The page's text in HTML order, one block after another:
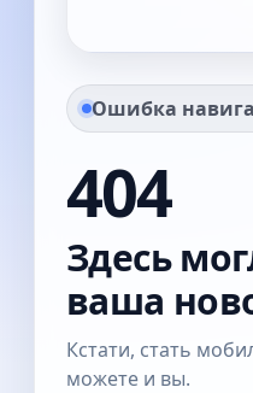
Ошибка
404
Здесь
ваша
Кстати, стать
можете и вы.